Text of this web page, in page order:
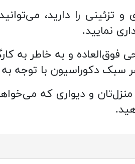
تزئینی را دارید،
نمایید.
فوق‌العاده و به خاطر به
سبک دکوراسیون با توجه
منزل‌تان و دیواری که